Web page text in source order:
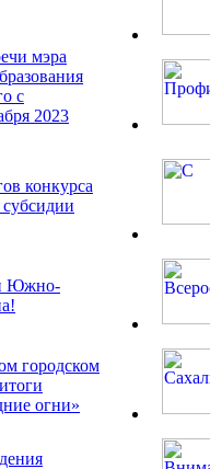
мэра
с
2023
конкурса
Южно-
городском
огни»